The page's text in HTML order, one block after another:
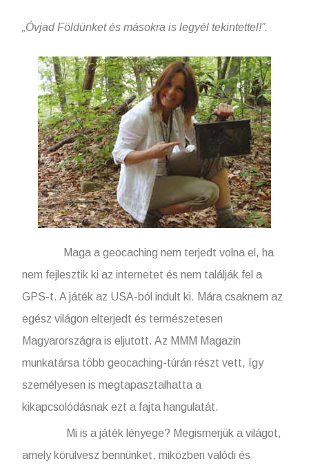
„Óvjad Földünket és másokra is legyél tekintettel!”.
Maga a geocaching nem terjedt volna el, ha
nem fejlesztik ki az internetet és nem találják fel a
GPS-t. A játék az USA-ból indult ki. Mára csaknem az
egész világon elterjedt és természetesen
Magyarországra is eljutott. Az MMM Magazin
munkatársa több geocaching-túrán részt vett, így
személyesen is megtapasztalhatta a
kikapcsolódásnak ezt a fajta hangulatát.
Mi is a játék lényege? Megismerjük a világot,
amely körülvesz bennünket, miközben valódi és